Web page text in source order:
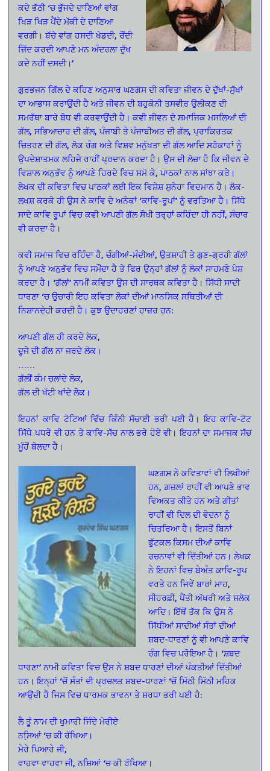
ਕਦੇ ਭੱਠੀ ‘ਚ ਭੁੱਜਦੇ ਦਾਣਿਆਂ ਵਾਂਗ
ਖਿੜ ਖਿੜ ਪੈਂਦੇ ਮੱਕੀ ਦੇ ਦਾਣਿਆ
ਵਰਗੀ। ਬੱਚੇ ਵਾਂਗ ਹਸਦੀ ਖੇਡਦੀ, ਰੋਂਦੀ
ਜ਼ਿੱਦ ਕਰਦੀ ਆਪਣੇ ਮਨ ਅੰਦਰਲਾ ਦੁੱਖ
ਕਦੇ ਨਹੀਂ ਦਸਦੀ।’
ਗੁਰਭਜਨ ਗਿੱਲ ਦੇ ਕਹਿਣ ਅਨੁਸਾਰ ਘਣਗਸ ਦੀ ਕਵਿਤਾ ਜੀਵਨ ਦੇ ਦੁੱਖਾਂ-ਸੁੱਖਾਂ
ਦਾ ਆਭਾਸ ਕਰਾਉਂਦੀ ਹੈ ਅਤੇ ਜੀਵਨ ਦੀ ਬਹੁਕੋਨੀ ਤਸਵੀਰ ਉਲੀਕਣ ਦੀ
ਸਮਰੱਥਾ ਬਾਰੇ ਬੋਧ ਵੀ ਕਰਵਾਉਂਦੀ ਹੈ। ਕਵੀ ਜੀਵਨ ਦੇ ਸਮਾਜਿਕ ਮਸਲਿਆਂ ਦੀ
ਗੱਲ, ਸਭਿਆਚਾਰ ਦੀ ਗੱਲ, ਪੰਜਾਬੀ ਤੇ ਪੰਜਾਬੀਅਤ ਦੀ ਗੱਲ, ਪ੍ਰਾਕਿਰਤਕ
ਚਿਤਰਣ ਦੀ ਗੱਲ, ਲੋਕ ਰੰਗ ਅਤੇ ਵਿਸ਼ਵ ਮਨੁੱਖਤਾ ਦੀ ਗੱਲ ਆਦਿ ਸਰੋਕਾਰਾਂ ਨੂੰ
ਉਪਦੇਸ਼ਾਤਮਕ ਲਹਿਜੇ ਰਾਹੀਂ ਪ੍ਰਦਾਨ ਕਰਦਾ ਹੈ। ਉਸ ਦੀ ਲੋਚਾ ਹੈ ਕਿ ਜੀਵਨ ਦੇ
ਵਿਸ਼ਾਲ ਅਨੁਭੱਵ ਨੂੰ ਆਪਣੇ ਹਿਰਦੇ ਵਿਚ ਸਮੋ ਕੇ, ਪਾਠਕਾਂ ਨਾਲ ਸਾਂਝਾ ਕਰੇ।
ਲੇਖਕ ਦੀ ਕਵਿਤਾ ਵਿਚ ਪਾਠਕਾਂ ਲਈ ਇਕ ਵਿਸ਼ੇਸ਼ ਸੁਨੇਹਾ ਵਿਦਮਾਨ ਹੈ। ਲੋਕ-
ਲਖਸ਼ ਕਰਕੇ ਹੀ ਉਸ ਨੇ ਕਾਵਿ ਦੇ ਅਨੇਕਾਂ ‘ਕਾਵਿ-ਰੂਪਾਂ’ ਨੂੰ ਵਰਤਿਆ ਹੈ। ਸਿੱਧੇ
ਸਾਦੇ ਕਾਵਿ ਰੂਪਾਂ ਵਿਚ ਕਵੀ ਆਪਣੀ ਗੱਲ ਸੌਖੀ ਤਰ੍ਹਾਂ ਕਹਿੰਦਾ ਹੀ ਨਹੀਂ, ਸੰਚਾਰ
ਵੀ ਕਰਦਾ ਹੈ।
ਕਵੀ ਸਮਾਜ ਵਿਚ ਰਹਿੰਦਾ ਹੈ, ਚੰਗੀਆਂ-ਮੰਦੀਆਂ, ਉਤਸ਼ਾਹੀ ਤੇ ਗੁਣ-ਗ੍ਰਹੀ ਗੱਲਾਂ
ਨੂੰ ਆਪਣੇ ਅਨੁਭੱਵ ਵਿਚ ਸਮੌਂਦਾ ਹੈ ਤੇ ਫਿਰ ਉਨ੍ਹਾਂ ਗੱਲਾਂ ਨੂੰ ਲੋਕਾਂ ਸਾਹਮਣੇ ਪੇਸ਼
ਕਰਦਾ ਹੈ। ‘ਗੱਲਾਂ’ ਨਾਮੀਂ ਕਵਿਤਾ ਉਸ ਦੀ ਸਾਰਥਕ ਕਵਿਤਾ ਹੈ। ਸਿੱਧੀ ਸਾਦੀ
ਧਾਰਣਾ ‘ਚ ਉਚਾਰੀ ਇਹ ਕਵਿਤਾ ਲੋਕਾਂ ਦੀਆਂ ਮਾਨਸਿਕ ਸਥਿਤੀਆਂ ਦੀ
ਨਿਸ਼ਾਨਦੇਹੀ ਕਰਦੀ ਹੈ। ਕੁਝ ਉਦਾਹਰਣਾਂ ਹਾਜ਼ਰ ਹਨ:
ਆਪਣੀ ਗੱਲ ਹੀ ਕਰਦੇ ਲੋਕ,
ਦੂਜੇ ਦੀ ਗੱਲ ਨਾ ਜਰਦੇ ਲੋਕ।
ਗੱਲੀਂ ਕੰਮ ਚਲਾਂਦੇ ਲੋਕ,
ਗੱਲ ਦੀ ਖੱਟੀ ਖਾਂਦੇ ਲੋਕ।
ਇਹਨਾਂ ਕਾਵਿ ਟੋਟਿਆਂ ਵਿੱਚ ਕਿੰਨੀ ਸੱਚਾਈ ਭਰੀ ਪਈ ਹੈ। ਇਹ ਕਾਵਿ-ਟੋਟ
ਸਿੱਧੇ ਪਧਰੇ ਵੀ ਹਨ ਤੇ ਕਾਵਿ-ਸੱਚ ਨਾਲ ਭਰੇ ਹੋਏ ਵੀ। ਇਹਨਾਂ ਦਾ ਸਮਾਜਕ ਸੱਚ
ਮੂੰਹੋਂ ਬੋਲਦਾ ਹੈ।
ਘਣਗਸ ਨੇ ਕਵਿਤਾਵਾਂ ਵੀ ਲਿਖੀਆਂ
ਹਨ, ਗ਼ਜ਼ਲਾਂ ਰਾਹੀਂ ਵੀ ਆਪਣੇ ਭਾਵ
ਵਿਅਕਤ ਕੀਤੇ ਹਨ ਅਤੇ ਗੀਤਾਂ
ਰਾਹੀਂ ਵੀ ਦਿਲ ਦੀ ਵੇਦਨਾ ਨੂੰ
ਚਿਤਰਿਆ ਹੈ। ਇਸਤੋਂ ਬਿਨਾਂ
ਫੁੱਟਕਲ ਕਿਸਮ ਦੀਆਂ ਕਾਵਿ
ਰਚਨਾਵਾਂ ਵੀ ਦਿੱਤੀਆਂ ਹਨ। ਲੇਖਕ
ਨੇ ਇਹਨਾਂ ਵਿਚ ਬੇਅੰਤ ਕਾਵਿ-ਰੂਪ
ਵਰਤੇ ਹਨ ਜਿਵੇਂ ਬਾਰਾਂ ਮਾਹ,
ਸੀਹਰਫ਼ੀ, ਪੈਂਤੀ ਅੱਖਰੀ ਅਤੇ ਸ਼ਲੋਕ
ਆਦਿ। ਇੱਥੋਂ ਤੱਕ ਕਿ ਉਸ ਨੇ
ਸਿੱਧੀਆਂ ਸਾਦੀਆਂ ਸੰਤਾਂ ਦੀਆਂ
ਸ਼ਬਦ-ਧਾਰਣਾਂ ਨੂੰ ਵੀ ਆਪਣੇ ਕਾਵਿ
ਰੰਗ ਵਿਚ ਪਰੋਇਆ ਹੈ। ‘ਸ਼ਬਦ
ਧਾਰਣਾ’ ਨਾਮੀ ਕਵਿਤਾ ਵਿਚ ਉਸ ਨੇ ਸ਼ਬਦ ਧਾਰਣਾਂ ਦੀਆਂ ਪੰਕਤੀਆਂ ਦਿੱਤੀਆਂ
ਹਨ। ਇਨ੍ਹਾਂ ‘ਚੋਂ ਸੰਤਾਂ ਦੀ ਪ੍ਰਚਲਤ ਸ਼ਬਦ-ਧਾਰਣਾਂ ‘ਚੋਂ ਮਿੱਠੀ ਮਿੱਠੀ ਮਹਿਕ
ਆਉਂਦੀ ਹੈ ਜਿਸ ਵਿਚ ਧਾਰਮਕ ਭਾਵਨਾ ਤੇ ਸ਼ਰਧਾ ਭਰੀ ਪਈ ਹੈ:
ਲੈ ਤੂੰ ਨਾਮ ਦੀ ਖੁਮਾਰੀ ਜਿੰਦੇ ਮੇਰੀਏ
ਨਸਿ਼ਆਂ ‘ਚ ਕੀ ਰੱਖਿਆ।
ਮੇਰੇ ਪਿਆਰੇ ਜੀ,
ਵਾਹਵਾ ਵਾਹਵਾ ਜੀ, ਨਸ਼ਿਆਂ ‘ਚ ਕੀ ਰੱਖਿਆ।